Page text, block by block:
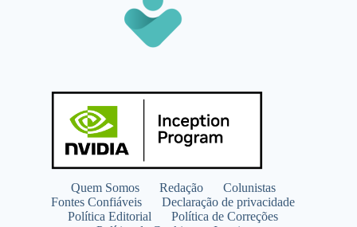
Quem Somos Redação
Colunistas
Fontes Confiáveis
Declaração de privacidade
Política Editorial
Política de Correções